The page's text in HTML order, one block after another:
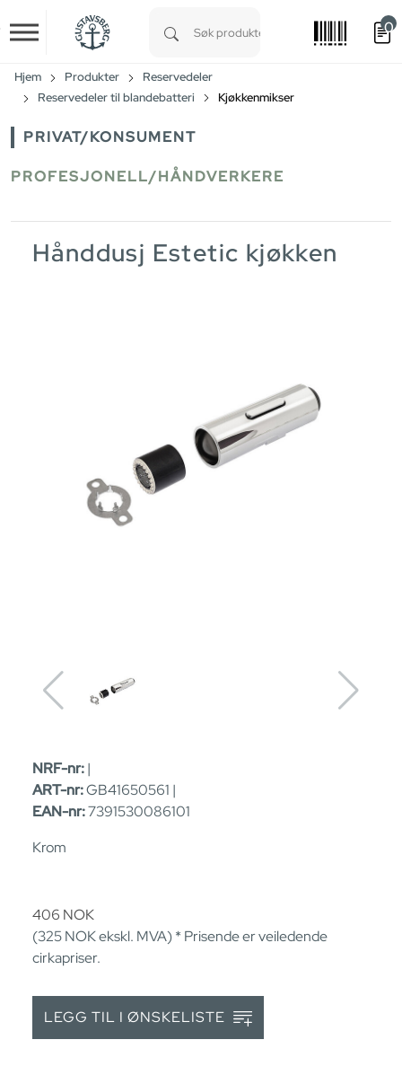
Skip to main content
0
Hjem Produkter
Reservedeler
Reservedeler til blandebatteri
Kjøkkenmikser
PRIVAT/KONSUMENT
PROFESJONELL/HÅNDVERKERE
Hånddusj Estetic kjøkken
NRF-nr:|
ART-nr:GB41650561 |
EAN-nr:7391530086101
Krom
406 NOK
(325NOKekskl. MVA) * Prisende er veiledende
cirkapriser.
LEGG TIL I ØNSKELISTE